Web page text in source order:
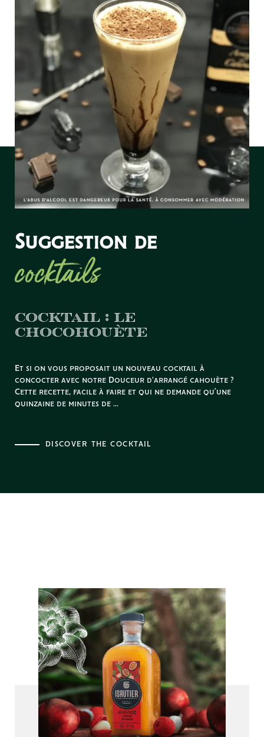
Suggestion de
cocktails
COCKTAIL : LE
CHOCOHOUÈTE
Et si on vous proposait un nouveau cocktail à
concocter avec notre Douceur d'arrangé cahouète ?
Cette recette, facile à faire et qui ne demande qu’une
quinzaine de minutes de ...
DISCOVER THE COCKTAIL